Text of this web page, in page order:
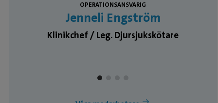
OPERATIONSANSVARIG
Jenneli Engström
Klinikchef / Leg. Djursjukskötare